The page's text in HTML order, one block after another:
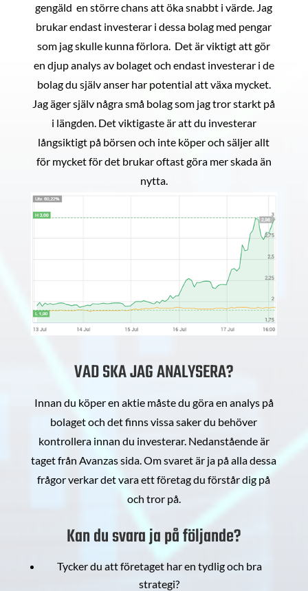
gengäld en större chans att öka snabbt i värde. Jag
brukar endast investerar i dessa bolag med pengar
som jag skulle kunna förlora. Det är viktigt att gör
en djup analys av bolaget och endast investerar i de
bolag du själv anser har potential att växa mycket.
Jag äger själv några små bolag som jag tror starkt på
i längden. Det viktigaste är att du investerar
långsiktigt på börsen och inte köper och säljer allt
för mycket för det brukar oftast göra mer skada än
nytta.
VAD SKA JAG ANALYSERA?
Innan du köper en aktie måste du göra en analys på
bolaget och det finns vissa saker du behöver
kontrollera innan du investerar. Nedanstående är
taget från Avanzas sida. Om svaret är ja på alla dessa
frågor verkar det vara ett företag du förstår dig på
och tror på.
Kan du svara ja på följande?
Tycker du att företaget har en tydlig och bra
strategi?